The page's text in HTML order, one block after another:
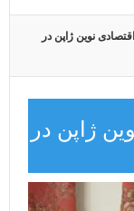
نوین ژاپن در
ژاپن در